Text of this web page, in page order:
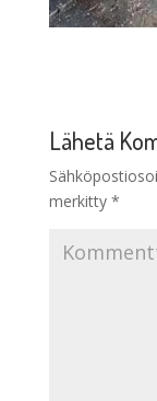
Lähetä
merkitty *